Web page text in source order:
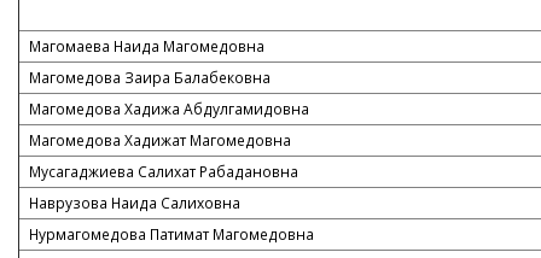
Магомаева Наида Магомедовна
Магомедова Заира Балабековна
Магомедова Хадижа Абдулгамидовна
Магомедова Хадижат Магомедовна
Мусагаджиева Салихат Рабадановна
Наврузова Наида Салиховна
Нурмагомедова Патимат Магомедовна